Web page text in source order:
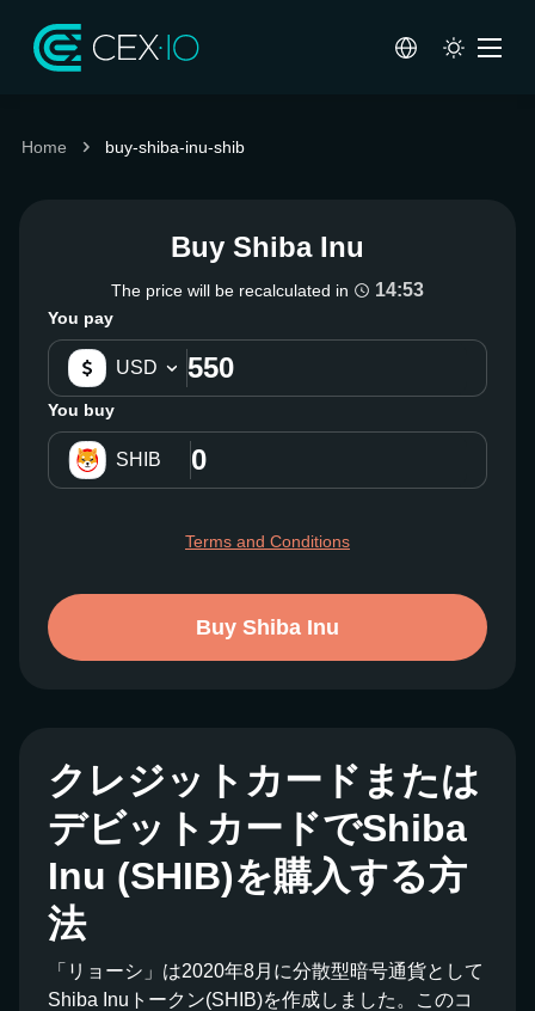
Home buy-shiba-inu-shib
Buy Shiba Inu
The price will be recalculated in 14:52
You pay
USD
You buy
SHIB
Terms and Conditions
Buy Shiba Inu
クレジットカードまたは
デビットカードでShiba
Inu (SHIB)を購入する方
法
「リョーシ」は2020年8月に分散型暗号通貨として
Shiba Inuトークン(SHIB)を作成しました。このコ